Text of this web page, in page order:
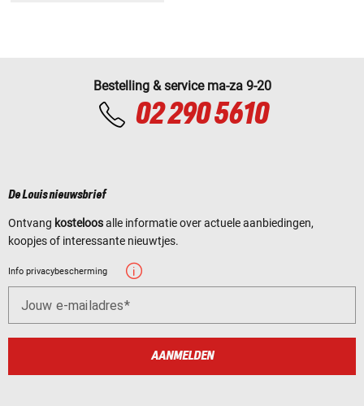
Bestelling & service ma-za 9-20
02 290 5610
De Louis nieuwsbrief
Ontvang kosteloosalle informatie over actuele aanbiedingen,
koopjes of interessante nieuwtjes.
Info privacybescherming
Jouw e-mailadres
AANMELDEN